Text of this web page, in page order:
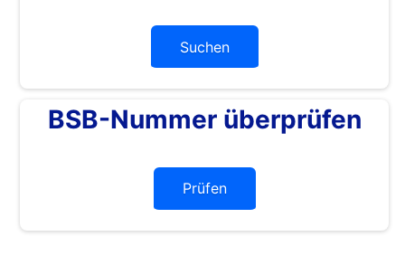
Suchen
BSB-Nummer überprüfen
Prüfen